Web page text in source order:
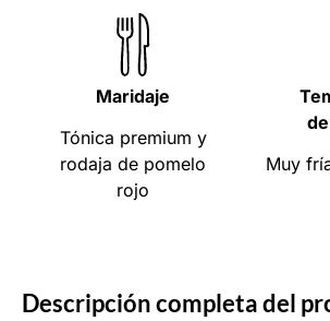
Maridaje
Tónica premium y
rodaja de pomelo
rojo
Muy
Descripción completa del